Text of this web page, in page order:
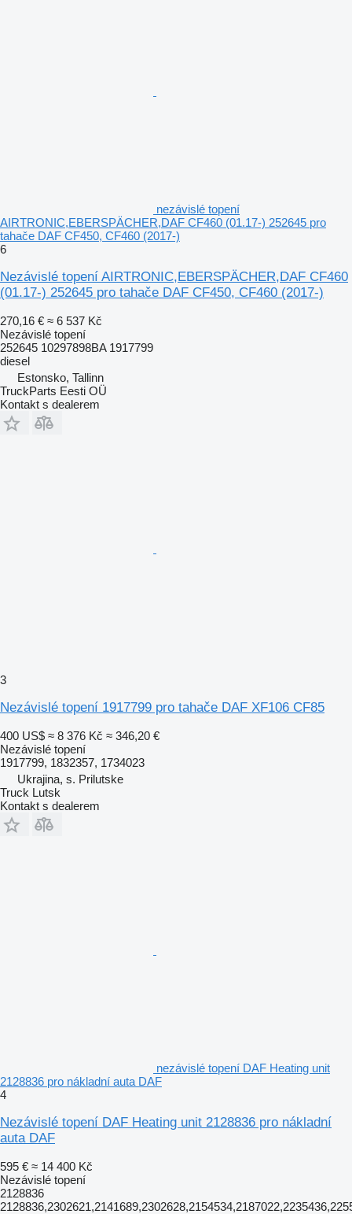
nezávislé topení
AIRTRONIC,EBERSPÄCHER,DAF CF460 (01.17-) 252645 pro
tahače DAF CF450, CF460 (2017-)
6
Nezávislé topení AIRTRONIC,EBERSPÄCHER,DAF CF460
(01.17-) 252645 pro tahače DAF CF450, CF460 (2017-)
270,16 € ≈ 6 537 Kč
Nezávislé topení
252645 10297898BA 1917799
diesel
Estonsko, Tallinn
TruckParts Eesti OÜ
Kontakt s dealerem
3
Nezávislé topení 1917799 pro tahače DAF XF106 CF85
400 US$ ≈ 8 376 Kč ≈ 346,20 €
Nezávislé topení
1917799, 1832357, 1734023
Ukrajina, s. Prilutske
Truck Lutsk
Kontakt s dealerem
nezávislé topení DAF Heating unit
2128836 pro nákladní auta DAF
4
Nezávislé topení DAF Heating unit 2128836 pro nákladní
auta DAF
595 € ≈ 14 400 Kč
Nezávislé topení
2128836